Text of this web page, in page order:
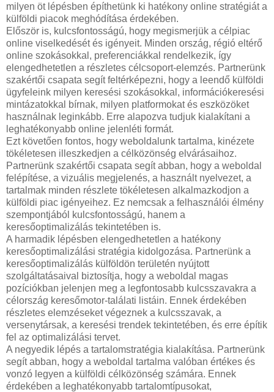
milyen öt lépésben építhetünk ki hatékony online stratégiát a
külföldi piacok meghódítása érdekében.
Először is, kulcsfontosságú, hogy megismerjük a célpiac
online viselkedését és igényeit. Minden ország, régió eltérő
online szokásokkal, preferenciákkal rendelkezik, így
elengedhetetlen a részletes célcsoport-elemzés. Partnerünk
szakértői csapata segít feltérképezni, hogy a leendő külföldi
ügyfeleink milyen keresési szokásokkal, információkeresési
mintázatokkal bírnak, milyen platformokat és eszközöket
használnak leginkább. Erre alapozva tudjuk kialakítani a
leghatékonyabb online jelenléti formát.
Ezt követően fontos, hogy weboldalunk tartalma, kinézete
tökéletesen illeszkedjen a célközönség elvárásaihoz.
Partnerünk szakértői csapata segít abban, hogy a weboldal
felépítése, a vizuális megjelenés, a használt nyelvezet, a
tartalmak minden részlete tökéletesen alkalmazkodjon a
külföldi piac igényeihez. Ez nemcsak a felhasználói élmény
szempontjából kulcsfontosságú, hanem a
keresőoptimalizálás tekintetében is.
A harmadik lépésben elengedhetetlen a hatékony
keresőoptimalizálási stratégia kidolgozása. Partnerünk a
keresőoptimalizálás külföldön területén nyújtott
szolgáltatásaival biztosítja, hogy a weboldal magas
pozíciókban jelenjen meg a legfontosabb kulcsszavakra a
célország keresőmotor-találati listáin. Ennek érdekében
részletes elemzéseket végeznek a kulcsszavak, a
versenytársak, a keresési trendek tekintetében, és erre építik
fel az optimalizálási tervet.
A negyedik lépés a tartalomstratégia kialakítása. Partnerünk
segít abban, hogy a weboldal tartalma valóban értékes és
vonzó legyen a külföldi célközönség számára. Ennek
érdekében a leghatékonyabb tartalomtípusokat,